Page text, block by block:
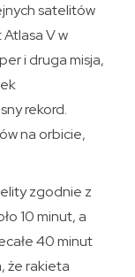
satelitów
V w
i druga misja,
rekord.
na orbicie,
zgodnie z
10 minut, a
40 minut
że rakieta